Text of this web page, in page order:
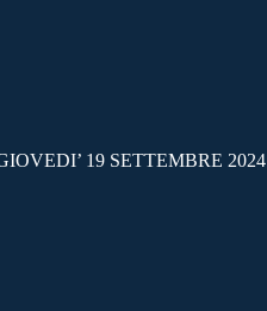
19 SETTEMBRE 2024